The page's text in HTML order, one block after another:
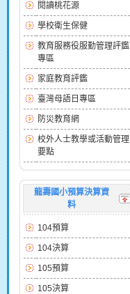
閱讀桃花源
學校衛生保健
教育服務役服勤管理評鑑
專區
家庭教育評鑑
臺灣母語日專區
防災教育網
校外人士教學或活動管理
要點
龍壽國小預算決算資
料
104預算
104決算
105預算
105決算